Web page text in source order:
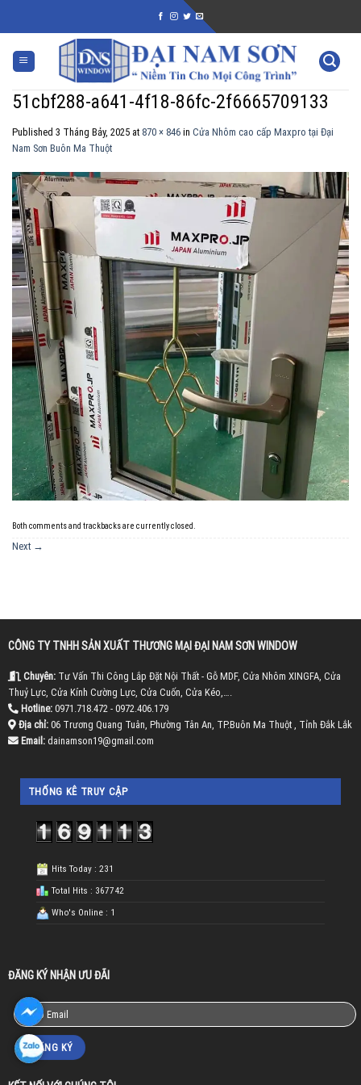
51cbf288-a641-4f18-86fc-2f6665709133
Published 3 Tháng Bảy, 2025 at 870 × 846 in Cửa Nhôm cao cấp Maxpro tại Đại
Nam Sơn Buôn Ma Thuột
Both comments and trackbacks are currently closed.
Next →
CÔNG TY TNHH SẢN XUẤT THƯƠNG MẠI ĐẠI NAM SƠN WINDOW
Chuyên:Tư Vấn Thi Công Lắp Đặt Nội Thất - Gỗ MDF, Cửa Nhôm XINGFA, Cửa
Thuỷ Lực, Cửa Kính Cường Lực, Cửa Cuốn, Cửa Kéo,….
Hotline:0971.718.472 - 0972.406.179
Địa chỉ:06 Trương Quang Tuân, Phường Tân An, TP.Buôn Ma Thuột , Tỉnh Đắk Lắk
Email:dainamson19@gmail.com
THỐNG KÊ TRUY CẬP
Hits Today : 231
Total Hits : 367742
Who's Online : 1
ĐĂNG KÝ NHẬN ƯU ĐÃI